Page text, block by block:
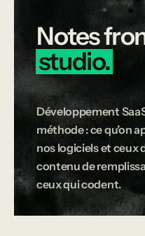
Notes
studio.
Développement
méthode : ce qu’on
nos logiciels et ceux
contenu de
ceux qui codent.